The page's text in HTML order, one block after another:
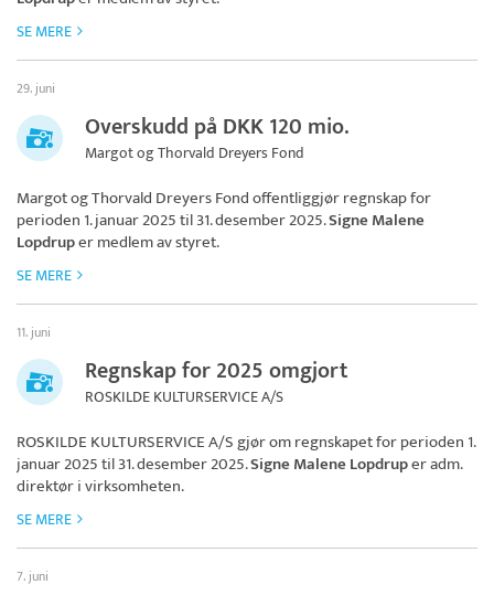
SE MERE
29. juni
Overskudd på DKK 120 mio.
Margot og Thorvald Dreyers Fond
Margot og Thorvald Dreyers Fondoffentliggjør regnskap for
perioden 1. januar 2025 til 31. desember 2025.Signe Malene
Lopdruper medlem av styret.
SE MERE
11. juni
Regnskap for 2025 omgjort
ROSKILDE KULTURSERVICE A/S
ROSKILDE KULTURSERVICE A/Sgjør om regnskapet for perioden 1.
januar 2025 til 31. desember 2025.Signe Malene Lopdruper adm.
direktør i virksomheten.
SE MERE
7. juni